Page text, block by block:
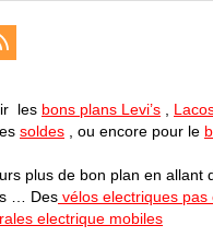
les bons plans Levi’s
soldes , ou encore pour le
plus de bon plan en allant
… Des vélos electriques pas
electrique mobiles